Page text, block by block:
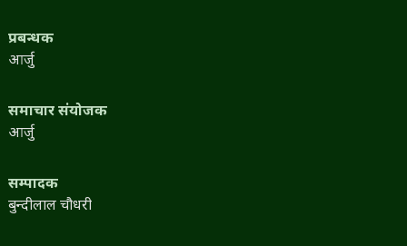
प्रबन्धक
आर्जु
समाचार संयोजक
आर्जु
सम्पादक
बुन्दीलाल चौधरी